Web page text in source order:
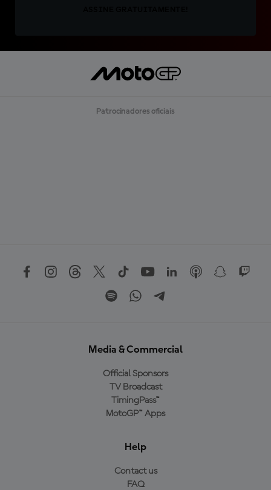
Patrocinadores oficiais
Media & Commercial
Official Sponsors
TV Broadcast
TimingPass™
MotoGP™ Apps
Help
Contact us
FAQ